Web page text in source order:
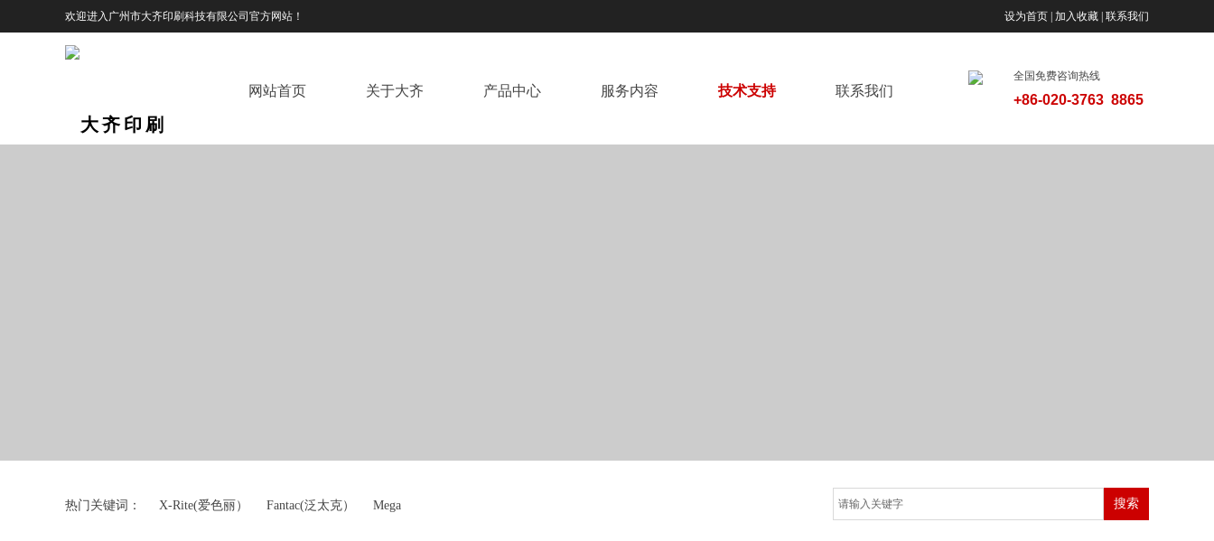
设为首页 | 加入收藏 | 联系我们
欢迎进入广州市大齐印刷科技有限公司官方网站！
+86-020-3763 8865
网站首页 关于大齐 产品中心 服务内容 技术支持 联系我们
全国免费咨询热线
大齐印刷
热门关键词： X-Rite(爱色丽） Fantac(泛太克） Mega 搜索